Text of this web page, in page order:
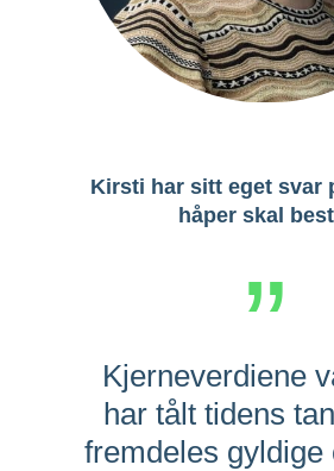
Kirsti har sitt eget svar
håper skal
”
Kjerneverdiene
har tålt tidens
fremdeles gyldige